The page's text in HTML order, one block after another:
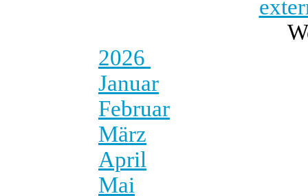
2026
Januar
Februar
März
April
Mai